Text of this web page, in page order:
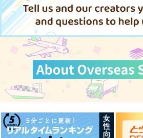
メシ食お！
787円（税込）
サンプル
今日、家に帰った
はる
わんぱら
629円（税込）
ジョルノ×ブチャラティ
サンプル